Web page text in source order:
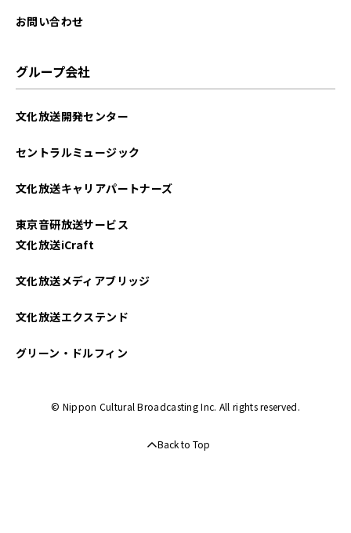
2022年07月
2021年02月
お問い合わせ
グループ会社
文化放送開発センター
セントラルミュージック
文化放送キャリアパートナーズ
東京音研放送サービス
文化放送iCraft
文化放送メディアブリッジ
文化放送エクステンド
グリーン・ドルフィン
© Nippon Cultural Broadcasting Inc. All rights reserved.
Back to Top